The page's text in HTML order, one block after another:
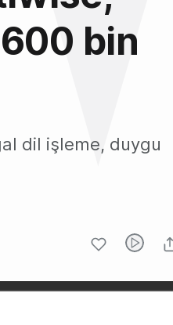
bin
dil işleme, duygu